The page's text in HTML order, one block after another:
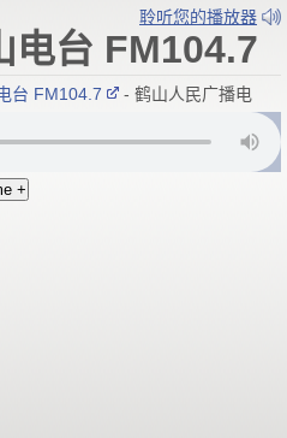
聆听您的播放器
电台 FM104.7
台 FM104.7 - 鹤山人民广播电台
+